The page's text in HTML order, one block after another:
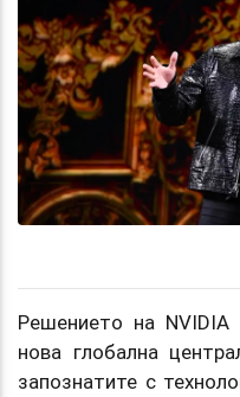
Решението на
нова глобална
запознатите с